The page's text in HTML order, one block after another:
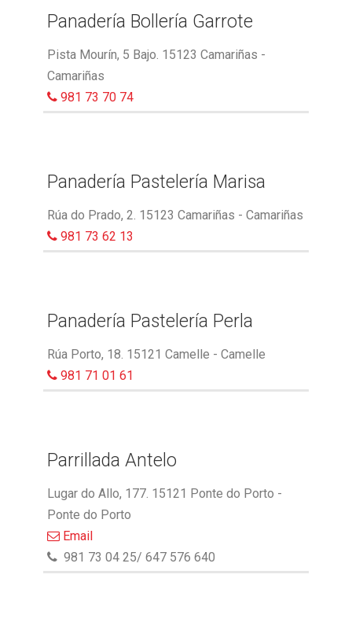
Panadería Bollería Garrote
Pista Mourín, 5 Bajo. 15123 Camariñas -
Camariñas
981 73 70 74
Panadería Pastelería Marisa
Rúa do Prado, 2. 15123 Camariñas - Camariñas
981 73 62 13
Panadería Pastelería Perla
Rúa Porto, 18. 15121 Camelle - Camelle
981 71 01 61
Parrillada Antelo
Lugar do Allo, 177. 15121 Ponte do Porto -
Ponte do Porto
Email
981 73 04 25/ 647 576 640